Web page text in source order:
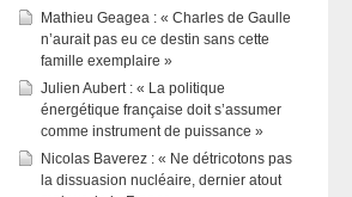
Mathieu Geagea : « Charles de Gaulle
n’aurait pas eu ce destin sans cette
famille exemplaire »
Julien Aubert : « La politique
énergétique française doit s’assumer
comme instrument de puissance »
Nicolas Baverez : « Ne détricotons pas
la dissuasion nucléaire, dernier atout